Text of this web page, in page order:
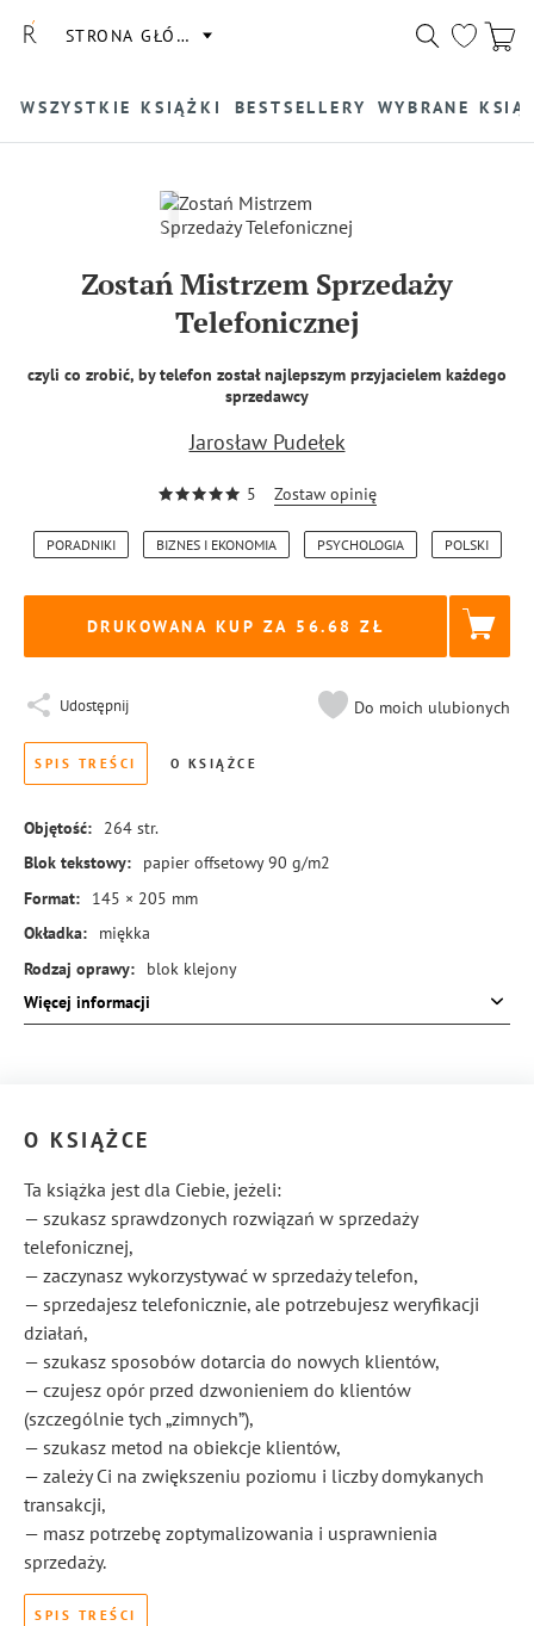
STRONA GŁÓWNA
WSZYSTKIE KSIĄŻKI BESTSELLERY WYBRANE
Zostań Mistrzem Sprzedaży
Telefonicznej
czyli co zrobić, by telefon został najlepszym przyjacielem każdego
sprzedawcy
Jarosław Pudełek
5 Zostaw opinię
PORADNIKI BIZNES I EKONOMIA PSYCHOLOGIA POLSKI
DRUKOWANA KUP ZA 56.68
Udostępnij Do moich ulubionych
SPIS TREŚCI O KSIĄŻCE
Objętość: 264 str.
Blok tekstowy:
papier offsetowy 90 g/m2
Format:
145 × 205 mm
Okładka:
miękka
Rodzaj oprawy:
blok klejony
ISBN:
978-83-8245-615-8
Więcej informacji
O KSIĄŻCE
Ta książka jest dla Ciebie, jeżeli:
— szukasz sprawdzonych rozwiązań w sprzedaży
telefonicznej,
— zaczynasz wykorzystywać w sprzedaży telefon,
— sprzedajesz telefonicznie, ale potrzebujesz weryfikacji
działań,
— szukasz sposobów dotarcia do nowych klientów,
— czujesz opór przed dzwonieniem do klientów
(szczególnie tych „zimnych”),
— szukasz metod na obiekcje klientów,
— zależy Ci na zwiększeniu poziomu i liczby domykanych
transakcji,
— masz potrzebę zoptymalizowania i usprawnienia
sprzedaży.
SPIS TREŚCI